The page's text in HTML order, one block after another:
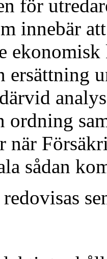
för
innebär
ersättning
ordning
när
sådan